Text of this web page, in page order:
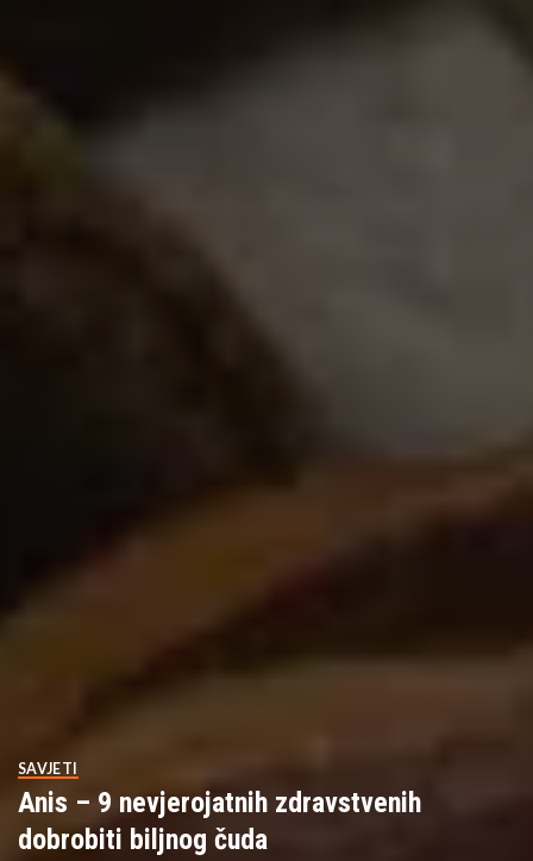
SAVJETI
Anis – 9 nevjerojatnih zdravstvenih
dobrobiti biljnog čuda